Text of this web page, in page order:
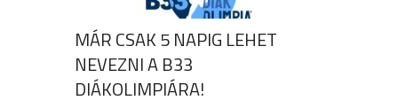
MÁR CSAK 5 NAPIG LEHET
NEVEZNI A B33
DIÁKOLIMPIÁRA!